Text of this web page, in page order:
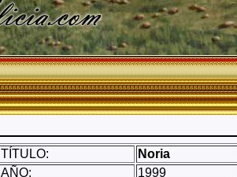
TÍTULO:
Noria
AÑO:
1999